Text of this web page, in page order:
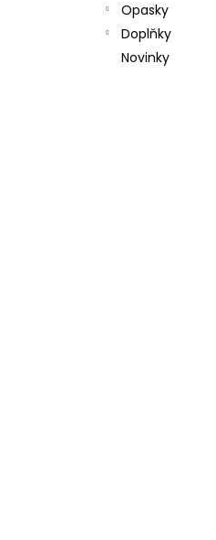
Opasky
Doplňky
Novinky